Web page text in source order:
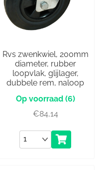
Rvs zwenkwiel, 200mm
diameter, rubber
loopvlak, glijlager,
dubbele rem, naloop
(6)
€84,14
Aantal